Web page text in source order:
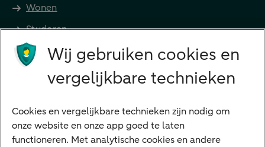
Wonen
Studeren
Preferred Banking
Digitale diensten
Internet Bankieren
Wij gebruiken cookies en
vergelijkbare technieken
Cookies en vergelijkbare technieken zijn nodig om
onze website en onze app goed te laten
functioneren. Met analytische cookies en andere